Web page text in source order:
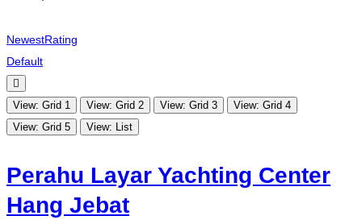
NewestRating
Default
View: Grid 1 View: Grid 2 View: Grid 3
View: Grid 4
View: Grid 5
View: List
Perahu Layar Yachting Center
Hang Jebat